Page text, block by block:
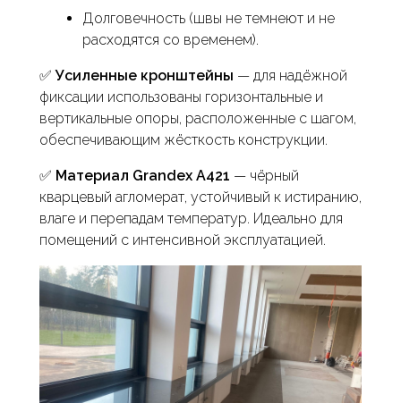
Долговечность (швы не темнеют и не
расходятся со временем).
✅Усиленные кронштейны — для надёжной
фиксации использованы горизонтальные и
вертикальные опоры, расположенные с шагом,
обеспечивающим жёсткость конструкции.
✅ Материал Grandex A421 — чёрный
кварцевый агломерат, устойчивый к истиранию,
влаге и перепадам температур. Идеально для
помещений с интенсивной эксплуатацией.